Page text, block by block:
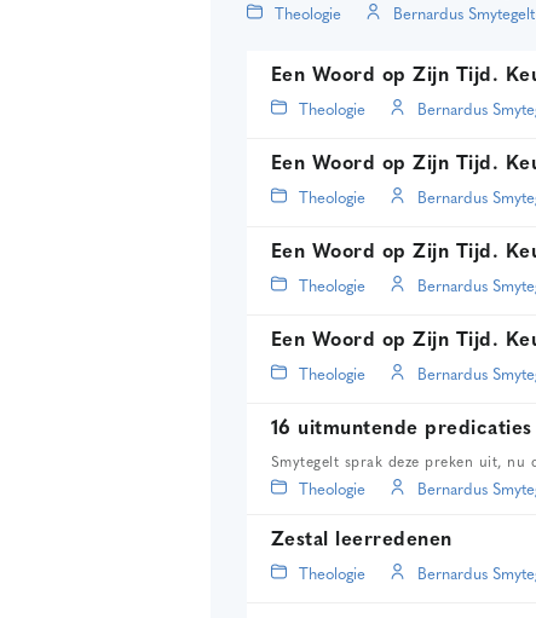
Theologie Bernardus Smytegelt
Een Woord op Zijn Tijd.
Theologie Bernardus
Een Woord op Zijn Tijd.
Theologie Bernardus
Een Woord op Zijn Tijd.
Theologie Bernardus
Een Woord op Zijn Tijd.
Theologie Bernardus
16 uitmuntende
Smytegelt sprak deze preken uit, nu
Theologie Bernardus
Zestal leerredenen
Theologie Bernardus